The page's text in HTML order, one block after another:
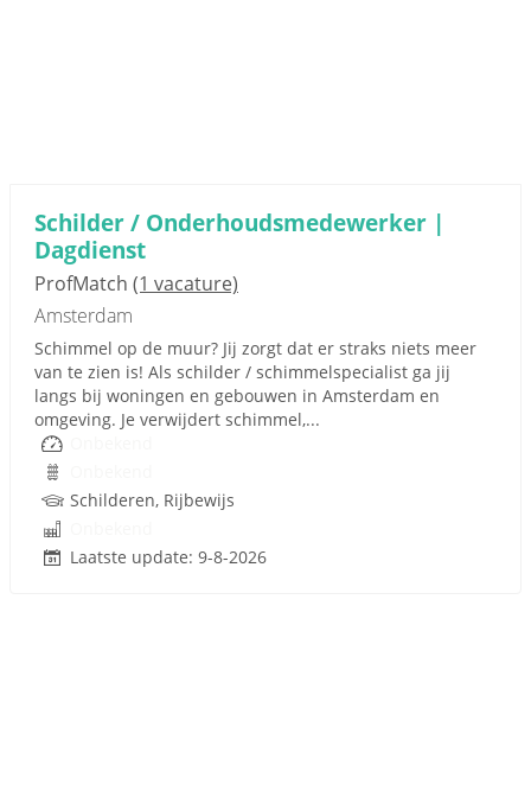
Schilder / Onderhoudsmedewerker |
Dagdienst
ProfMatch (1 vacature)
Amsterdam
Schimmel op de muur? Jij zorgt dat er straks niets meer
van te zien is! Als schilder / schimmelspecialist ga jij
langs bij woningen en gebouwen in Amsterdam en
omgeving. Je verwijdert schimmel,...
Schilderen, Rijbewijs
Laatste update: 9-8-2026